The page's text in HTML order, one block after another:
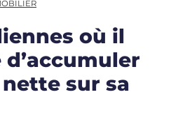
où il
sur sa